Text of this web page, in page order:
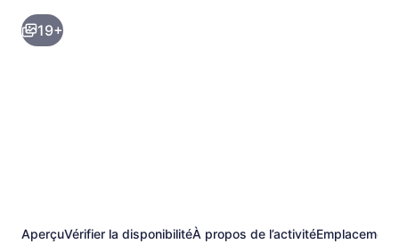
à
la
page
19+
AperçuVérifier la disponibilitéÀ propos de l’activitéEmplacement